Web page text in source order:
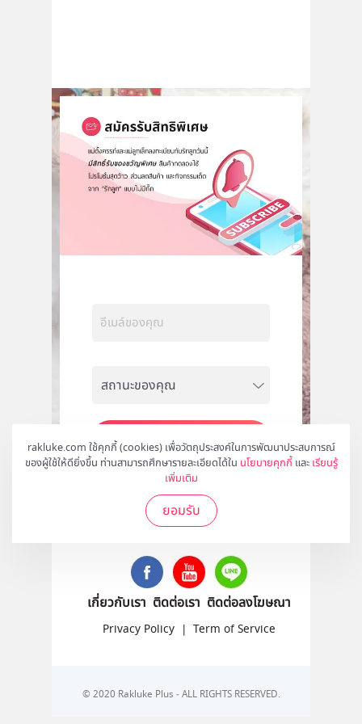
rakluke.com ใช้คุกกี้ (cookies) เพื่อวัตถุประสงค์ในการพัฒนาประสบการณ์
ของผู้ใช้ให้ดียิ่งขึ้น ท่านสามารถศึกษารายละเอียดได้ใน นโยบายคุกกี้ และ เรียนรู้
เพิ่มเติม
ยอมรับ
สมัคร
ติดตามเราได้ที่
เกี่ยวกับเรา ติดต่อเรา ติดต่อลงโฆษณา
Privacy Policy | Term of Service
© 2020 Rakluke Plus - ALL RIGHTS RESERVED.